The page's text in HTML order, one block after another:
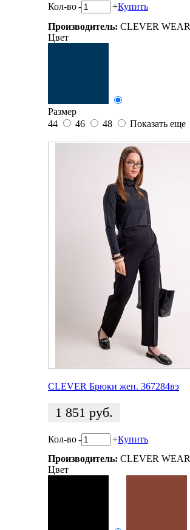
Кол-во- +Купить
Производитель: CLEVER WEAR
Цвет
Размер
44
46 48 Показать еще
CLEVER Брюки жен. 367284вэ
1 851 руб.
Кол-во- +Купить
Производитель: CLEVER WEAR
Цвет